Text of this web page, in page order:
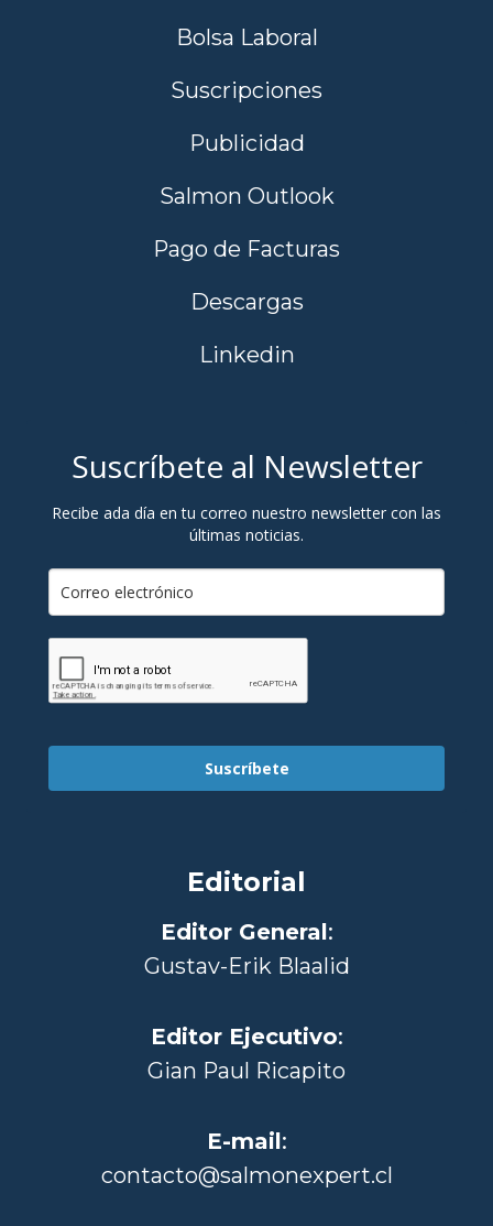
Bolsa Laboral
Suscripciones
Publicidad
Salmon Outlook
Pago de Facturas
Descargas
Linkedin
Suscríbete al Newsletter
Recibe ada día en tu correo nuestro newsletter con las
últimas noticias.
Suscríbete
Editorial
Editor General:
Gustav-Erik Blaalid
Editor Ejecutivo:
Gian Paul Ricapito
E-mail:
contacto@salmonexpert.cl